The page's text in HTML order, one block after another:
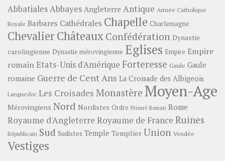
Abbatiales Abbayes Angleterre Antique Armée Catholique
Royale Barbares Cathédrales Chapelle Charlemagne
ChevalierChâteauxConfédération Dynastie
carolingienne Dynastie mérovingienne Eglises Empire Empire
romainEtats-Unis d'Amérique Forteresse Gaule Gaule
romaine Guerre de Cent Ans La Croisade des Albigeois
Languedoc Les Croisades Monastère Moyen-Age
Mérovingiens Nord Nordistes Ordre Prieuré Roman Rome
Royaume d'Angleterre Royaume de France Ruines
Républicain Sud Sudistes Temple Templier Union Vendée
Vestiges